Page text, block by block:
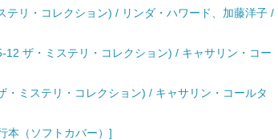
テリ・コレクション) / リンダ・ハワード、加藤洋子 /
ザ・ミステリ・コレクション) / キャサリン・コー
・ミステリ・コレクション) / キャサリン・コールタ
本（ソフトカバー）]